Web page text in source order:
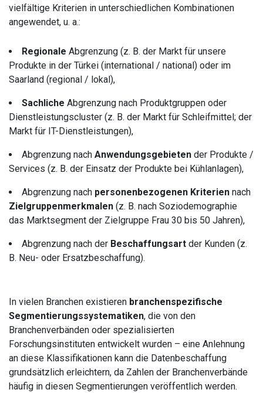
vielfältige Kriterien in unterschiedlichen Kombinationen
angewendet, u. a.:
Regionale Abgrenzung (z. B. der Markt für unsere
Produkte in der Türkei (international / national) oder im
Saarland (regional / lokal),
Sachliche Abgrenzung nach Produktgruppen oder
Dienstleistungscluster (z. B. der Markt für Schleifmittel; der
Markt für IT-Dienstleistungen),
Abgrenzung nach Anwendungsgebieten der Produkte /
Services (z. B. der Einsatz der Produkte bei Kühlanlagen),
Abgrenzung nach personenbezogenen Kriterien nach
Zielgruppenmerkmalen (z. B. nach Soziodemographie
das Marktsegment der Zielgruppe Frau 30 bis 50 Jahren),
Abgrenzung nach der Beschaffungsart der Kunden (z.
B. Neu- oder Ersatzbeschaffung).
In vielen Branchen existieren branchenspezifische
Segmentierungssystematiken, die von den
Branchenverbänden oder spezialisierten
Forschungsinstituten entwickelt wurden – eine Anlehnung
an diese Klassifikationen kann die Datenbeschaffung
grundsätzlich erleichtern, da Zahlen der Branchenverbände
häufig in diesen Segmentierungen veröffentlich werden.